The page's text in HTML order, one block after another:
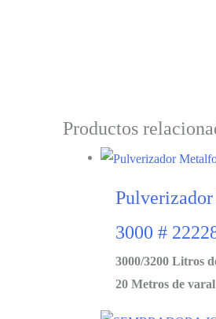
Productos
3000 #
3000/3200 Litros
20 Metros de varal